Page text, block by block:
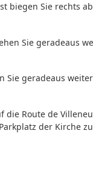
biegen Sie rechts
Sie geradeaus
Sie geradeaus
die Route de
der Kirche